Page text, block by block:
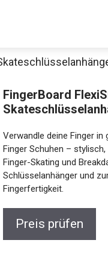
FingerBoard
Verwandle deine Finger in
Mini Finger Schuhen –
Finger-Skating und
Schlüsselanhänger und
Fingerfertigkeit.
Preis prüfen
Jetzt